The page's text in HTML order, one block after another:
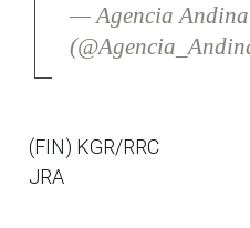
— Agencia Andina
(FIN) KGR/RRC
JRA